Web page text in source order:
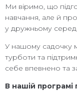
Ми віримо, що
навчання, але й
у дружньому
У нашому садочку
турботи та
себе впевнено та
В нашій